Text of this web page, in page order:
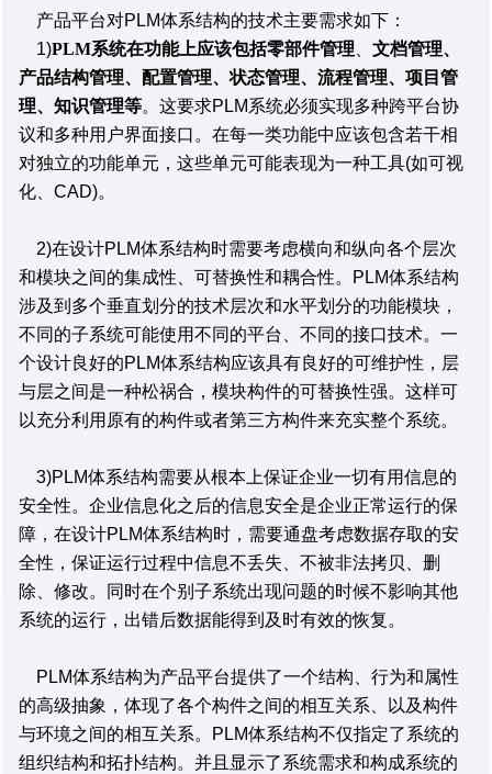
产品平台对PLM体系结构的技术主要需求如下：
1)PLM系统在功能上应该包括零部件管理
文档管理、
产品结构管理、配置管理、状态管理、流程管理、项目管
理、知识管理等。这要求PLM系统必须实现多种跨平台协
议和多种用户界面接口。在每一类功能中应该包含若干相
对独立的功能单元，这些单元可能表现为一种工具(如可视
化、CAD)。
2)在设计PLM体系结构时需要考虑横向和纵向各个层次
和模块之间的集成性、可替换性和耦合性。PLM体系结构
涉及到多个垂直划分的技术层次和水平划分的功能模块，
不同的子系统可能使用不同的平台、不同的接口技术。一
个设计良好的PLM体系结构应该具有良好的可维护性，层
与层之间是一种松祸合，模块构件的可替换性强。这样可
以充分利用原有的构件或者第三方构件来充实整个系统。
3)PLM体系结构需要从根本上保证企业一切有用信息的
安全性。企业信息化之后的信息安全是企业正常运行的保
障，在设计PLM体系结构时，需要通盘考虑数据存取的安
全性，保证运行过程中信息不丢失、不被非法拷贝、删
除、修改。同时在个别子系统出现问题的时候不影响其他
系统的运行，出错后数据能得到及时有效的恢复。
PLM体系结构为产品平台提供了一个结构、行为和属性
的高级抽象，体现了各个构件之间的相互关系、以及构件
与环境之间的相互关系。PLM体系结构不仅指定了系统的
组织结构和拓扑结构。并且显示了系统需求和构成系统的